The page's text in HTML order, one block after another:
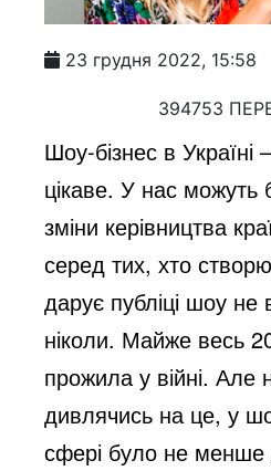
23 грудня 2022, 15:58
394753
Шоу-бізнес в Україні
цікаве. У нас можуть
зміни керівництва
серед тих, хто
дарує публіці шоу
ніколи. Майже весь
прожила у війні. Але
дивлячись на це, у
сфері було не менше